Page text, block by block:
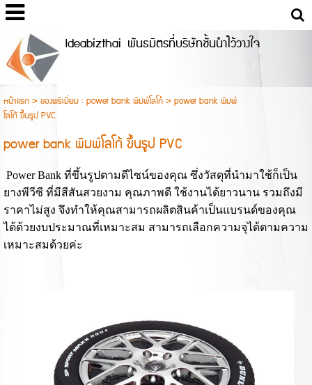
Ideabizthai พันธมิตรที่บริษัทชั้นนำไว้วางใจ
หน้าแรก>ของพรีเมี่ยม : power bank พิมพ์โลโก้>power bank พิมพ์
โลโก้ ขึ้นรูป PVC
power bank พิมพ์โลโก้ ขึ้นรูป PVC
Power Bank ที่ขึ้นรูปตามดีไซน์ของคุณ ซึ่งวัสดุที่นำมาใช้ก็เป็น
ยางพีวีซี ที่มีสีสันสวยงาม คุณภาพดี ใช้งานได้ยาวนาน รวมถึงมี
ราคาไม่สูง จึงทำให้คุณสามารถผลิตสินค้าเป็นแบรนด์ของคุณ
ได้ด้วยงบประมาณที่เหมาะสม สามารถเลือกความจุได้ตามความ
เหมาะสมด้วยค่ะ